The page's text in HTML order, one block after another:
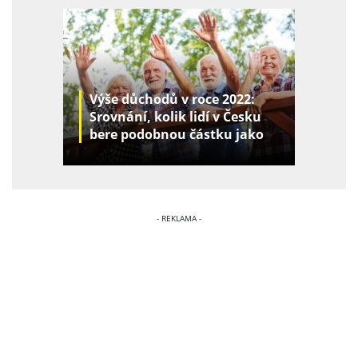
Výše důchodů v roce 2022:
Srovnání, kolik lidí v Česku
bere podobnou částku jako